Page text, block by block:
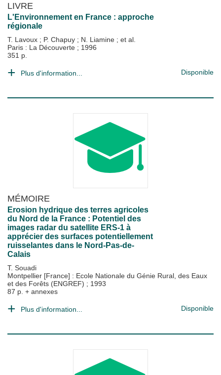
LIVRE
L'Environnement en France : approche
régionale
T. Lavoux ; P. Chapuy ; N. Liamine ; et al.
Paris : La Découverte ; 1996
351 p.
Plus d'information... Disponible
MÉMOIRE
Erosion hydrique des terres agricoles
du Nord de la France : Potentiel des
images radar du satellite ERS-1 à
apprécier des surfaces potentiellement
ruisselantes dans le Nord-Pas-de-
Calais
T. Souadi
Montpellier [France] : Ecole Nationale du Génie Rural, des Eaux
et des Forêts (ENGREF) ; 1993
87 p. + annexes
Plus d'information... Disponible